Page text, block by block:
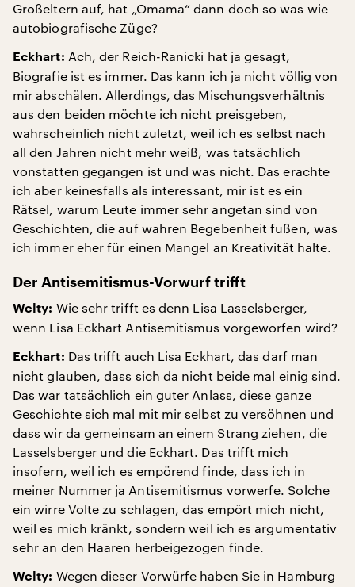
Großeltern auf, hat „Omama“ dann doch so was wie
autobiografische Züge?
Eckhart: Ach, der Reich-Ranicki hat ja gesagt,
Biografie ist es immer. Das kann ich ja nicht völlig von
mir abschälen. Allerdings, das Mischungsverhältnis
aus den beiden möchte ich nicht preisgeben,
wahrscheinlich nicht zuletzt, weil ich es selbst nach
all den Jahren nicht mehr weiß, was tatsächlich
vonstatten gegangen ist und was nicht. Das erachte
ich aber keinesfalls als interessant, mir ist es ein
Rätsel, warum Leute immer sehr angetan sind von
Geschichten, die auf wahren Begebenheit fußen, was
ich immer eher für einen Mangel an Kreativität halte.
Der Antisemitismus-Vorwurf trifft
Welty: Wie sehr trifft es denn Lisa Lasselsberger,
wenn Lisa Eckhart Antisemitismus vorgeworfen wird?
Eckhart: Das trifft auch Lisa Eckhart, das darf man
nicht glauben, dass sich da nicht beide mal einig sind.
Das war tatsächlich ein guter Anlass, diese ganze
Geschichte sich mal mit mir selbst zu versöhnen und
dass wir da gemeinsam an einem Strang ziehen, die
Lasselsberger und die Eckhart. Das trifft mich
insofern, weil ich es empörend finde, dass ich in
meiner Nummer ja Antisemitismus vorwerfe. Solche
ein wirre Volte zu schlagen, das empört mich nicht,
weil es mich kränkt, sondern weil ich es argumentativ
sehr an den Haaren herbeigezogen finde.
Welty: Wegen dieser Vorwürfe haben Sie in Hamburg